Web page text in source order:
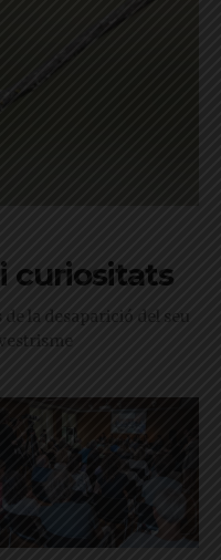
curiositats
la desaparició del seu